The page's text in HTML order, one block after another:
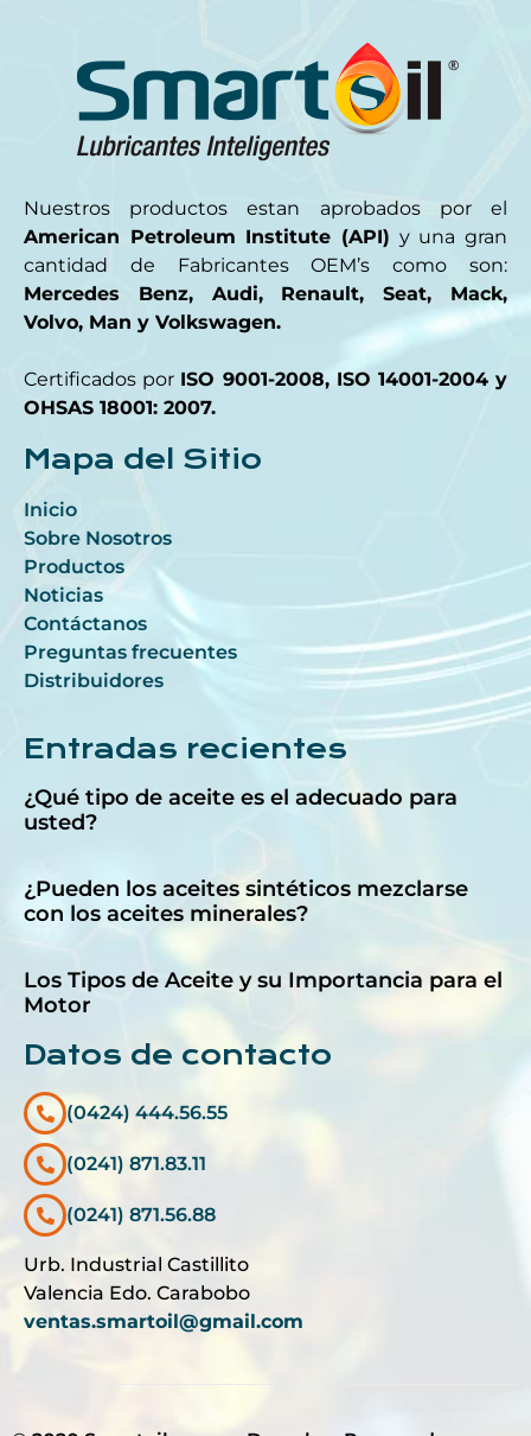
Nuestros productos estan aprobados por el
American Petroleum Institute (API) y una gran
cantidad de Fabricantes OEM’s como son:
Mercedes Benz, Audi, Renault, Seat, Mack,
Volvo, Man y Volkswagen.
Certificados por ISO 9001-2008, ISO 14001-2004 y
OHSAS 18001: 2007.
Mapa del Sitio
Inicio
Sobre Nosotros
Productos
Noticias
Contáctanos
Preguntas frecuentes
Distribuidores
Entradas recientes
¿Qué tipo de aceite es el adecuado para
usted?
¿Pueden los aceites sintéticos mezclarse
con los aceites minerales?
Los Tipos de Aceite y su Importancia para el
Motor
Datos de contacto
(0424) 444.56.55
(0241) 871.83.11
(0241) 871.56.88
Urb. Industrial Castillito
Valencia Edo. Carabobo
ventas.smartoil@gmail.com